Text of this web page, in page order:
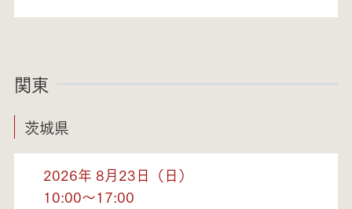
関東
茨城県
2026年 8月23日（日）
10:00～17:00